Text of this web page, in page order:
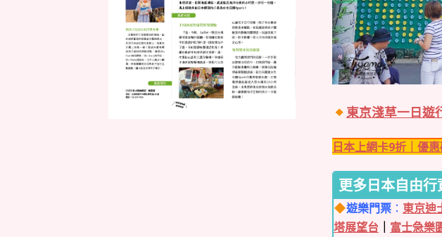
東京淺草一日遊
日本上網卡9折｜優惠
更多日本自由行
遊樂門票 ： 東京迪
塔展望台
富士急樂